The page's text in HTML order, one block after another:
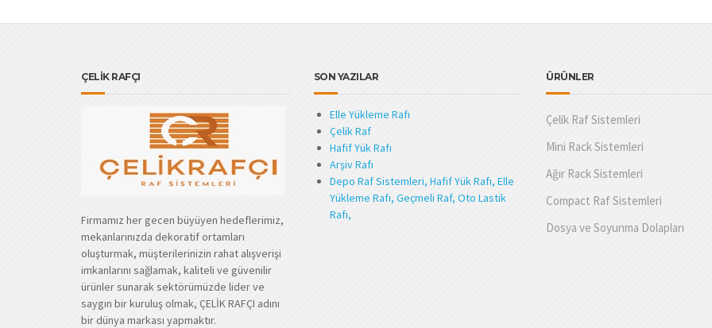
ÇELİK RAFÇI
Firmamız her gecen büyüyen hedeflerimiz,
mekanlarınızda dekoratif ortamları
oluşturmak, müşterilerinizin rahat alışverişi
imkanlarını sağlamak, kaliteli ve güvenilir
ürünler sunarak sektörümüzde lider ve
saygın bir kuruluş olmak, ÇELİK RAFÇI adını
bir dünya markası yapmaktır.
SON YAZILAR
Elle Yükleme Rafı
Çelik Raf
Hafif Yük Rafı
Arşiv Rafı
Depo Raf Sistemleri, Hafif Yük Rafı, Elle
Yükleme Rafı, Geçmeli Raf, Oto Lastik
Rafı,
ÜRÜNLER
Çelik Raf Sistemleri
Mini Rack Sistemleri
Ağır Rack Sistemleri
Compact Raf Sistemleri
Dosya ve Soyunma Dolapları